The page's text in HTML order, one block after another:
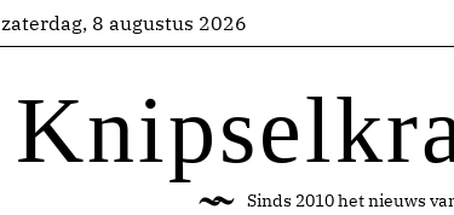
zaterdag, 8 augustus 2026
Sinds 2010 het nieuws